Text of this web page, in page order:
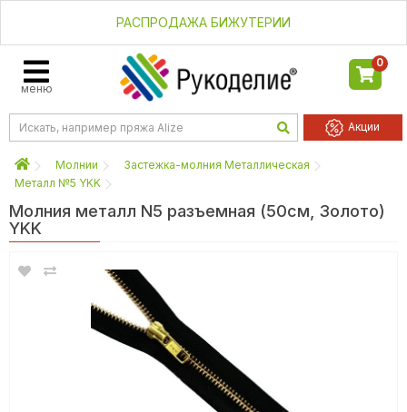
РАСПРОДАЖА БИЖУТЕРИИ
меню
0
Акции
Молнии
Застежка-молния Металлическая
Металл №5 YKK
Молния металл N5 разъемная (50см, Золото)
YKK